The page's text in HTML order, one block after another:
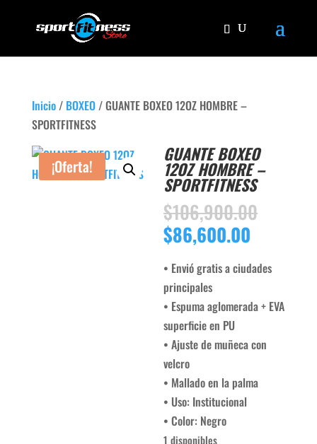
Inicio/ BOXEO/ GUANTE BOXEO 12OZ HOMBRE –
SPORTFITNESS
¡Oferta!
GUANTE BOXEO
12OZ HOMBRE –
SPORTFITNESS
$106,900.00
era:
$86,600.00
actual
• Envió gratis a ciudades
principales
• Espuma aglomerada + EVA
superficie en PU
• Ajuste de muñeca con
velcro
• Mallado en la palma
• Uso: Institucional
• Color: Negro
1 disponibles